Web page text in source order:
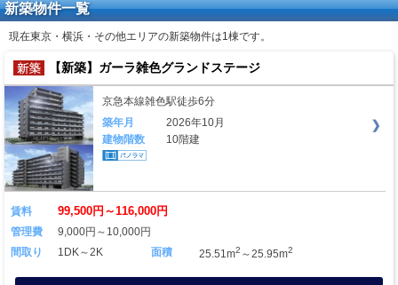
新築物件一覧
現在東京・横浜・その他エリアの新築物件は1棟です。
【新築】ガーラ雑色グランドステージ
京急本線雑色駅徒歩6分
築年月
2026年10月
建物階数
10階建
賃料 99,500円～116,000円
管理費
9,000円～10,000円
間取り
1DK～2K 面積 25.51m2 ～25.95m2